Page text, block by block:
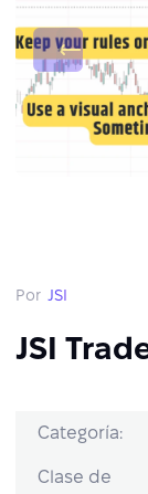
Por JSI
JSI
Categoría:
Clase de